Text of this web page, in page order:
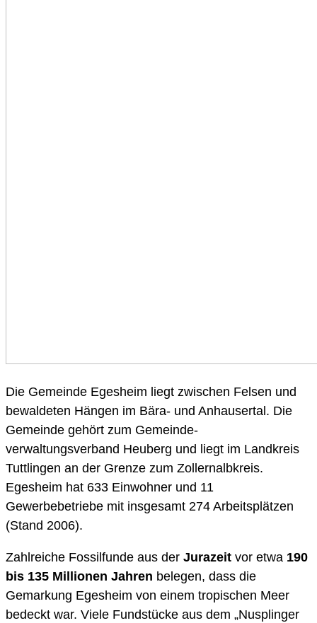
Die Gemeinde Egesheim liegt zwischen Felsen und
bewaldeten Hängen im Bära- und Anhausertal. Die
Gemeinde gehört zum Gemeinde-
verwaltungsverband Heuberg und liegt im Landkreis
Tuttlingen an der Grenze zum Zollernalbkreis.
Egesheim hat 633 Einwohner und 11
Gewerbebetriebe mit insgesamt 274 Arbeitsplätzen
(Stand 2006).
Zahlreiche Fossilfunde aus der Jurazeit vor etwa 190
bis 135 Millionen Jahren belegen, dass die
Gemarkung Egesheim von einem tropischen Meer
bedeckt war. Viele Fundstücke aus dem „Nusplinger